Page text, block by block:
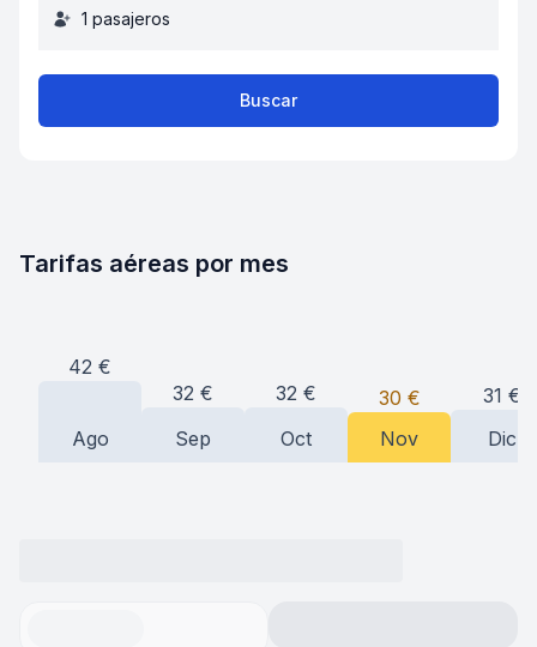
1 pasajeros
Buscar
Tarifas aéreas por mes
42 €
Ago
32 €
Sep
32 €
Oct
30 €
Nov
31 €
Dic